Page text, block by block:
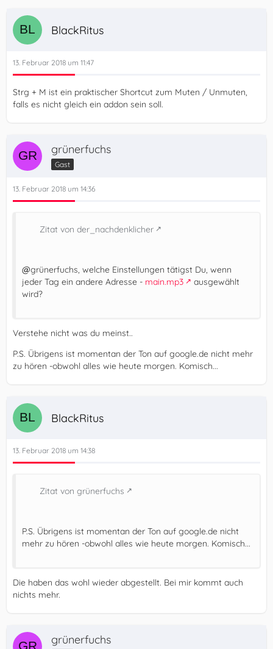
BlackRitus
13. Februar 2018 um 11:47
Strg + M ist ein praktischer Shortcut zum Muten / Unmuten,
falls es nicht gleich ein addon sein soll.
grünerfuchs
Gast
13. Februar 2018 um 14:36
Zitat von der_nachdenklicher
@grünerfuchs, welche Einstellungen tätigst Du, wenn
jeder Tag ein andere Adresse - main.mp3
ausgewählt
wird?
Verstehe nicht was du meinst..
P.S. Übrigens ist momentan der Ton auf google.de nicht mehr
zu hören -obwohl alles wie heute morgen. Komisch...
BlackRitus
13. Februar 2018 um 14:38
Zitat von grünerfuchs
P.S. Übrigens ist momentan der Ton auf google.de nicht
mehr zu hören -obwohl alles wie heute morgen. Komisch...
Die haben das wohl wieder abgestellt. Bei mir kommt auch
nichts mehr.
grünerfuchs